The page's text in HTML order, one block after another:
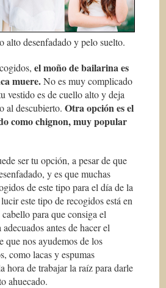
alto desenfadado y pelo suelto.
el moño de bailarina es
muere.No es muy complicado
vestido es de cuello alto y deja
al descubierto.Otra opción es el
como chignon, muy popular
ser tu opción, a pesar de que
y es que muchas
de este tipo para el día de la
este tipo de recogidos está en
para que consiga el
antes de hacer el
que nos ayudemos de los
como lacas y espumas
hora de trabajar la raíz para darle
ahuecado.